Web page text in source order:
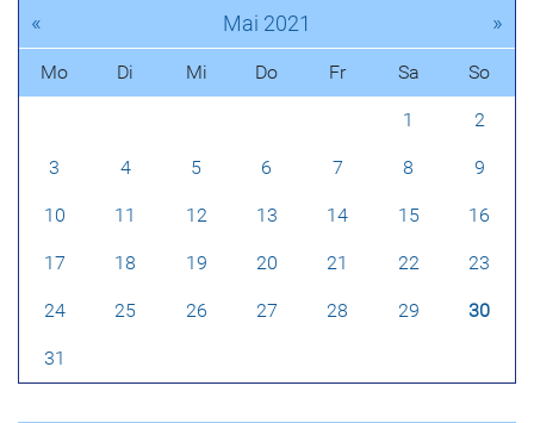
« Mai 2021 »
Mo Di Mi Do Fr Sa So
1 2
3 4 5 6 7 8 9
10 11 12 13 14 15 16
17 18 19 20 21 22 23
24 25 26 27 28 29 30
31